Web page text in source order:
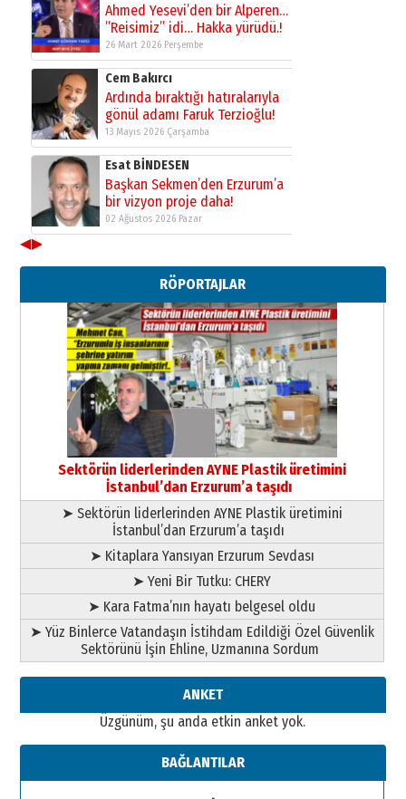
Ahmed Yesevi’den bir Alperen…
”Reisimiz” idi… Hakka yürüdü.!
26 Mart 2026 Perşembe
Cem Bakırcı
Ardında bıraktığı hatıralarıyla
gönül adamı Faruk Terzioğlu!
13 Mayıs 2026 Çarşamba
Esat BİNDESEN
Başkan Sekmen’den Erzurum’a
bir vizyon proje daha!
02 Ağustos 2026 Pazar
Erzurumspor’un köşe taşları
29 Haziran 2026 Pazartesi
Kenan GÜLERCİ
Murat Şahsuvaroğlu ERKON’da
çıtayı yukarı taşırken,
yönetimdekiler aşağı
çekmemeli!
17 Şubat 2026 SalıOrhan BOZKURT
Bir fotoğraf, bir şehir, bir
gazeteci… Dizginler kimin
elinde?
A. Berhan Yılmaz
BİR BÖLÜM DEĞİL, BİR ÖMÜR
SEÇİYORSUNUZ… “NEDEN
ATATÜRK ÜNİVERSİTESİ?”
28 Temmuz 2026 Salı
Ahmet Gökhan YAZICI
Ahmed Yesevi’den bir Alperen…
”Reisimiz” idi… Hakka yürüdü.!
26 Mart 2026 Perşembe
gönül adamı Faruk Terzioğlu!
◀▶
RÖPORTAJLAR
Sektörün liderlerinden AYNE Plastik üretimini
İstanbul’dan Erzurum’a taşıdı
➤ Sektörün liderlerinden AYNE Plastik üretimini
İstanbul’dan Erzurum’a taşıdı
➤ Kitaplara Yansıyan Erzurum Sevdası
➤ Yeni Bir Tutku: CHERY
➤ Kara Fatma’nın hayatı belgesel oldu
➤ Yüz Binlerce Vatandaşın İstihdam Edildiği Özel Güvenlik
Sektörünü İşin Ehline, Uzmanına Sordum
ANKET
Üzgünüm, şu anda etkin anket yok.
BAĞLANTILAR